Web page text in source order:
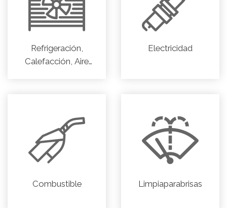
Refrigeración,
Calefacción, Aire
Electricidad
Combustible Limpiaparabrisas